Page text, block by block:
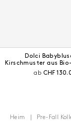
Dolci
Kirschmuster aus
ab Aktueller
CHF
Heim Pre-Fall